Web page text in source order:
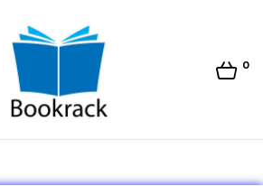
Bookrack.lk
0